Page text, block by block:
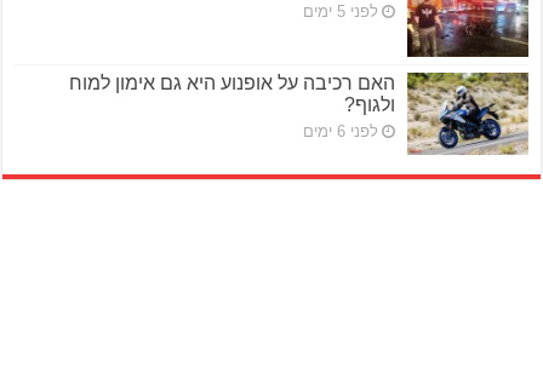
לפני 5 ימים
האם רכיבה על אופנוע היא גם אימון למוח
ולגוף?
לפני 6 ימים